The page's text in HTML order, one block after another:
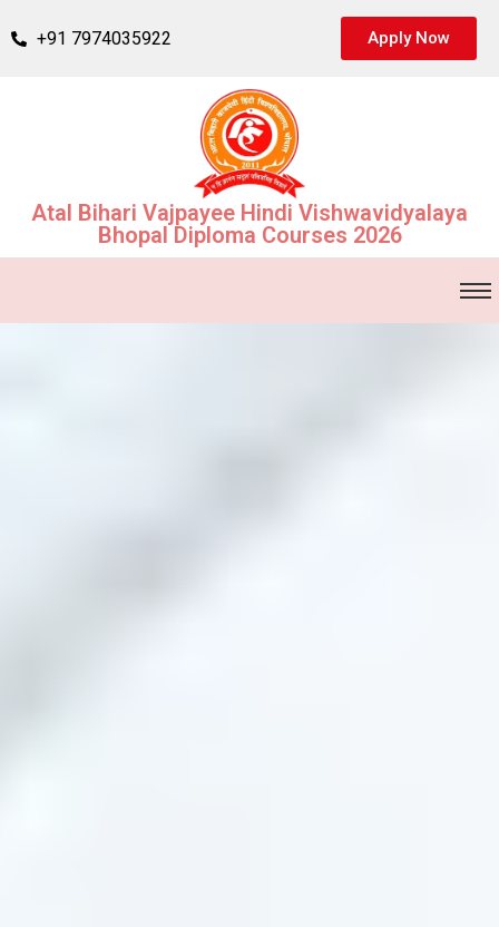
+91 7974035922 Apply Now
Atal Bihari Vajpayee Hindi Vishwavidyalaya
Bhopal Diploma Courses 2026